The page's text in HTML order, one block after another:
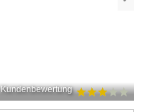
Kundenbewertung